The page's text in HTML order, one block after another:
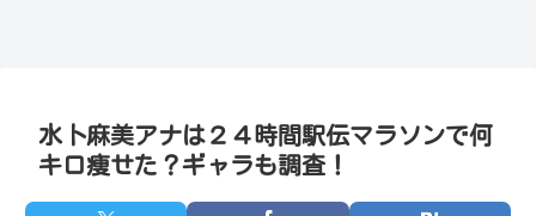
水卜麻美アナは２４時間駅伝マラソンで何
キロ痩せた？ギャラも調査！